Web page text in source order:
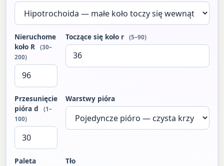
Nieruchome
koło R
(30–
200)
Toczące się koło r (5–90)
Przesunięcie
pióra d
(1–
100)
Warstwy pióra
Paleta Tło